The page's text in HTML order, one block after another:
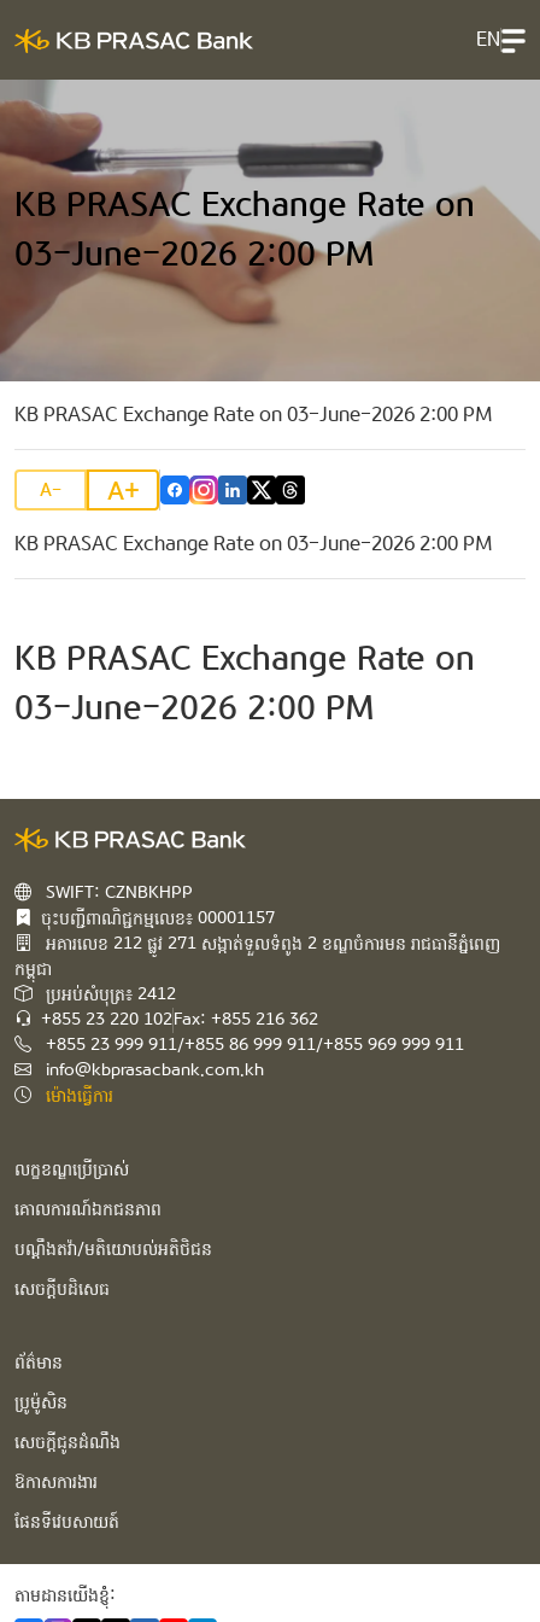
EN
KB PRASAC Exchange Rate on
03-June-2026 2:00 PM
KB PRASAC Exchange Rate on 03-June-2026 2:00 PM
A- A+
KB PRASAC Exchange Rate on 03-June-2026 2:00 PM
KB PRASAC Exchange Rate on
03-June-2026 2:00 PM
SWIFT: CZNBKHPP
ចុះបញ្ជីពាណិជ្ជកម្មលេខ៖ 00001157
អគារ​លេខ​ 212 ផ្លូវ 271 សង្កាត់ទួលទំពូង 2 ខណ្ឌចំការមន រាជធានីភ្នំពេញ
កម្ពុជា​
ប្រអប់សំបុត្រ៖ 2412
+855 23 220 102Fax: +855 216 362
+855 23 999 911/+855 86 999 911/+855 969 999 911
info@kbprasacbank.com.kh
ម៉ោងធ្វើការ
លក្ខខណ្ឌប្រើប្រាស់
គោលការណ៍ឯកជនភាព
បណ្ដឹងតវ៉ា/មតិយោបល់អតិថិជន
សេចក្ដីបដិសេធ
ព័ត៌មាន
ប្រូម៉ូសិន
សេចក្ដីជូនដំណឹង
ឱកាសការងារ
ផែនទីវេបសាយត៍
តាមដានយើងខ្ញុំំ: